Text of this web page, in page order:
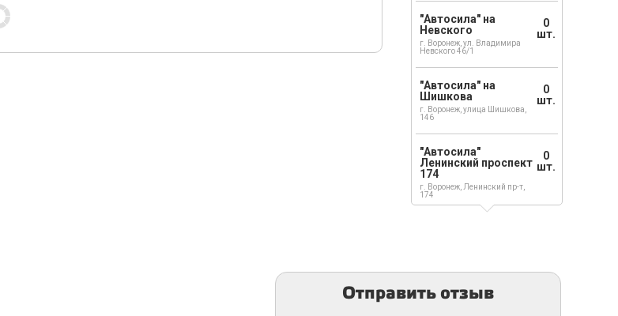
"Автосила" на
Невского
г. Воронеж, ул. Владимира
Невского 46/1
0
шт.
"Автосила" на
Шишкова
г. Воронеж, улица Шишкова,
146
0
шт.
"Автосила"
Ленинский проспект
174
г. Воронеж, Ленинский пр-т,
174
0
шт.
Отправить отзыв